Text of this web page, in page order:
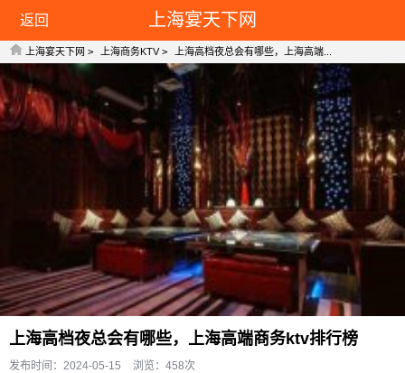
上海宴天下网 > 上海商务KTV > 上海高档夜总会有哪些，上海高端...
返回 上海宴天下网
上海高档夜总会有哪些，上海高端商务ktv排行榜
发布时间：2024-05-15 浏览：458次